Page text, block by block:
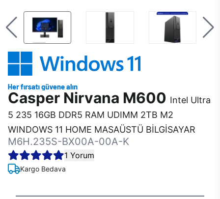
Casper Nirvana M600 Intel Ultra
5 235 16GB DDR5 RAM UDIMM 2TB M2
WINDOWS 11 HOME MASAÜSTÜ BİLGİSAYAR
M6H.235S-BX00A-00A-K
1 Yorum
Kargo Bedava